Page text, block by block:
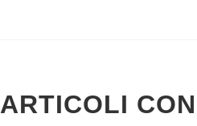
ARTICOLI